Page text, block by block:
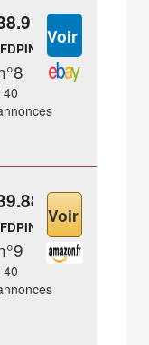
€
FDPIN
40
€
FDPIN
40